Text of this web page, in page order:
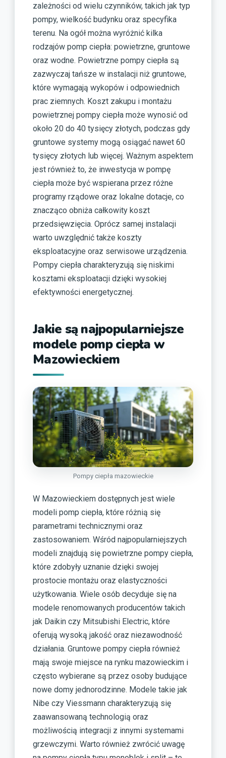
zależności od wielu czynników, takich jak typ
pompy, wielkość budynku oraz specyfika
terenu. Na ogół można wyróżnić kilka
rodzajów pomp ciepła: powietrzne, gruntowe
oraz wodne. Powietrzne pompy ciepła są
zazwyczaj tańsze w instalacji niż gruntowe,
które wymagają wykopów i odpowiednich
prac ziemnych. Koszt zakupu i montażu
powietrznej pompy ciepła może wynosić od
około 20 do 40 tysięcy złotych, podczas gdy
gruntowe systemy mogą osiągać nawet 60
tysięcy złotych lub więcej. Ważnym aspektem
jest również to, że inwestycja w pompę
ciepła może być wspierana przez różne
programy rządowe oraz lokalne dotacje, co
znacząco obniża całkowity koszt
przedsięwzięcia. Oprócz samej instalacji
warto uwzględnić także koszty
eksploatacyjne oraz serwisowe urządzenia.
Pompy ciepła charakteryzują się niskimi
kosztami eksploatacji dzięki wysokiej
efektywności energetycznej.
Jakie są najpopularniejsze
modele pomp ciepła w
Mazowieckiem
Pompy ciepła mazowieckie
W Mazowieckiem dostępnych jest wiele
modeli pomp ciepła, które różnią się
parametrami technicznymi oraz
zastosowaniem. Wśród najpopularniejszych
modeli znajdują się powietrzne pompy ciepła,
które zdobyły uznanie dzięki swojej
prostocie montażu oraz elastyczności
użytkowania. Wiele osób decyduje się na
modele renomowanych producentów takich
jak Daikin czy Mitsubishi Electric, które
oferują wysoką jakość oraz niezawodność
działania. Gruntowe pompy ciepła również
mają swoje miejsce na rynku mazowieckim i
często wybierane są przez osoby budujące
nowe domy jednorodzinne. Modele takie jak
Nibe czy Viessmann charakteryzują się
zaawansowaną technologią oraz
możliwością integracji z innymi systemami
grzewczymi. Warto również zwrócić uwagę